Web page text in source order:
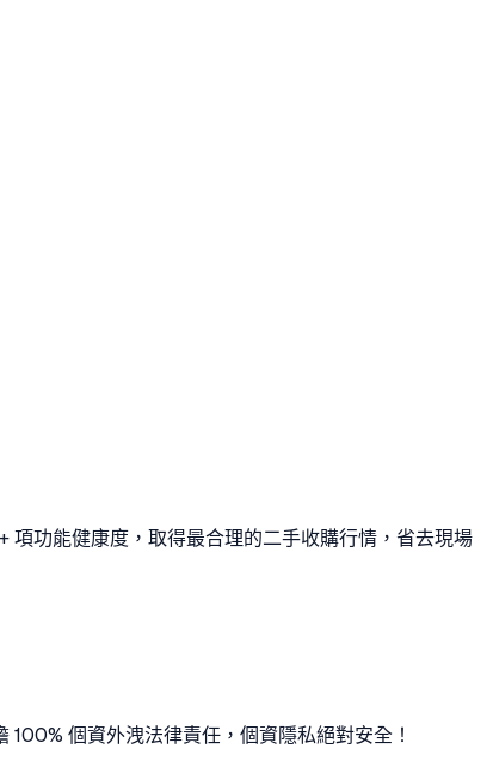
功能健康度，取得最合理的二手收購行情，省去現場
個資外洩法律責任，個資隱私絕對安全！